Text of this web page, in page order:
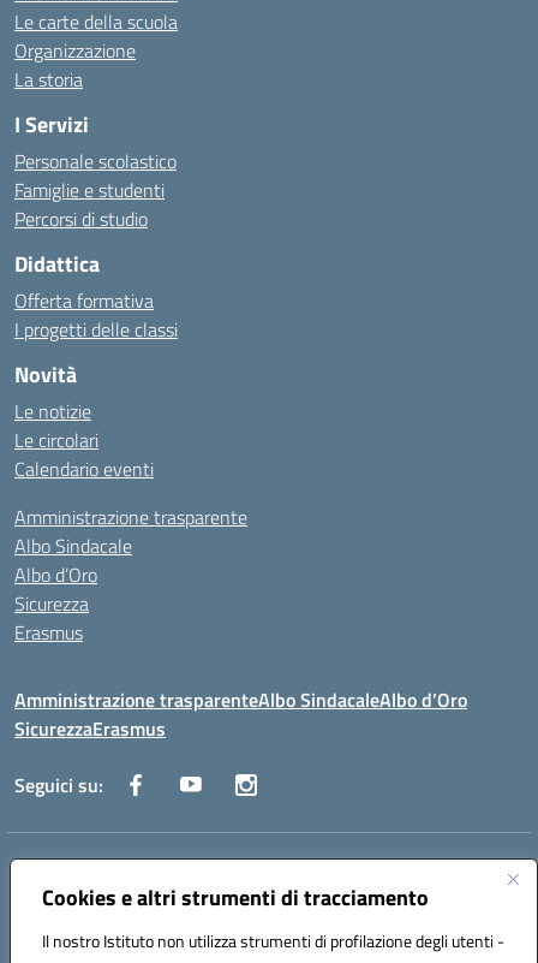
Cookies e altri strumenti di tracciamento
Il nostro Istituto non utilizza strumenti di profilazione degli utenti -
Le carte della scuola
Organizzazione
La storia
I Servizi
Personale scolastico
Famiglie e studenti
Percorsi di studio
Didattica
Offerta formativa
I progetti delle classi
Novità
Le notizie
Le circolari
Calendario eventi
Amministrazione trasparente
Albo Sindacale
Albo d’Oro
Sicurezza
Erasmus
Amministrazione trasparenteAlbo SindacaleAlbo d’Oro
SicurezzaErasmus
Seguici su:
Indirizzo:
Centralino:0885.426034 Email:FGTD02000P@istruzione.it